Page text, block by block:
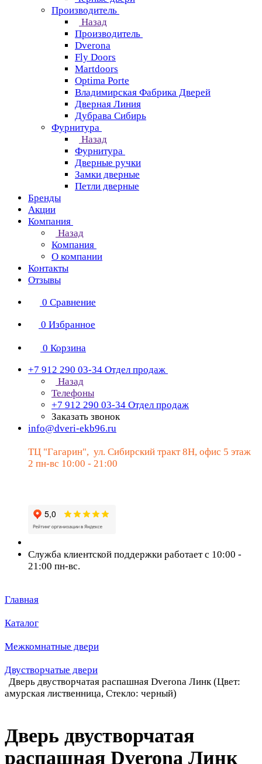
Производитель
Назад
Производитель
Dverona
Fly Doors
Martdoors
Optima Porte
Владимирская Фабрика Дверей
Дверная Линия
Дубрава Сибирь
Фурнитура
Назад
Фурнитура
Дверные ручки
Замки дверные
Петли дверные
Бренды
Акции
Компания
Назад
Компания
О компании
Контакты
Отзывы
0 Сравнение
0 Избранное
0 Корзина
+7 912 290 03-34 Отдел продаж
Назад
Телефоны
+7 912 290 03-34 Отдел продаж
Заказать звонок
info@dveri-ekb96.ru
ТЦ "Гагарин", ул. Сибирский тракт 8Н, офис 5 этаж
2 пн-вс 10:00 - 21:00
Служба клиентской поддержки работает с 10:00 -
21:00 пн-вс.
Главная
Каталог
Межкомнатные двери
Двустворчатые двери
Дверь двустворчатая распашная Dverona Линк (Цвет:
амурская лиственница, Стекло: черный)
Дверь двустворчатая
распашная Dverona Линк